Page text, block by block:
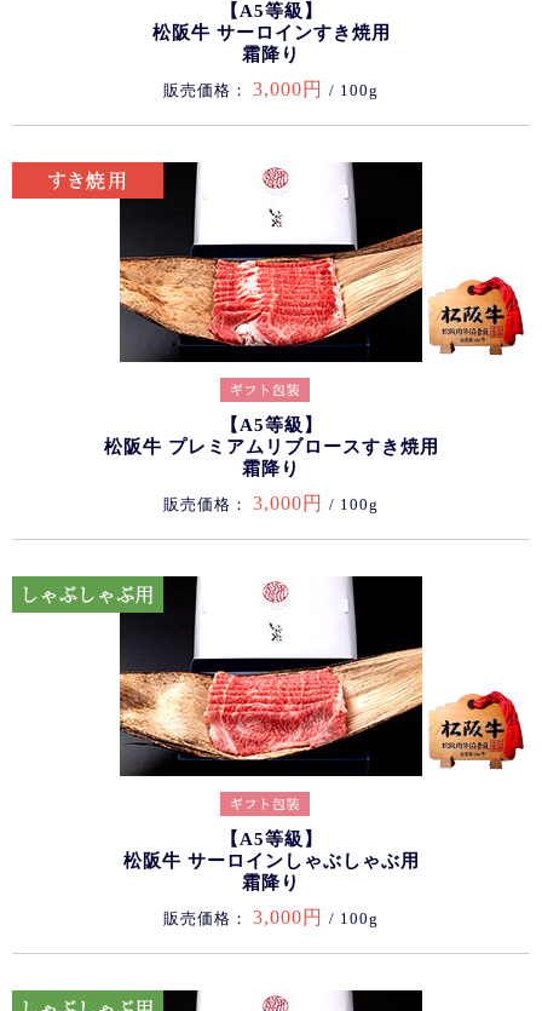
【A5等級】
松阪牛 サーロインすき焼用
霜降り
販売価格： 3,000円 / 100g
【A5等級】
松阪牛 プレミアムリブロースすき焼用
霜降り
販売価格： 3,000円 / 100g
【A5等級】
松阪牛 サーロインしゃぶしゃぶ用
霜降り
販売価格： 3,000円 / 100g